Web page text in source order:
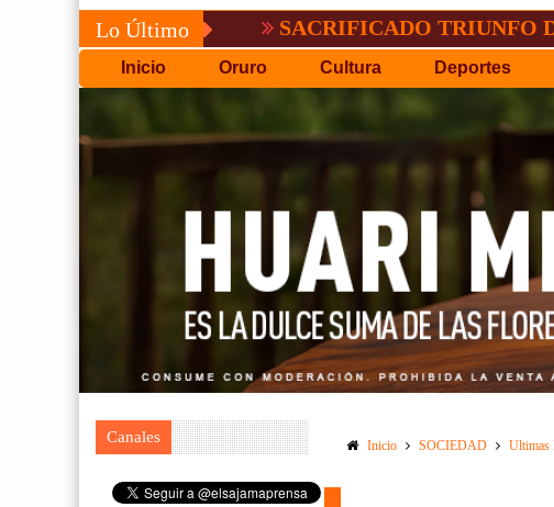
Lo ÚltimoSACRIFICADO TRIUNFO DE
Inicio Oruro Cultura Deportes
Canales Inicio SOCIEDAD Ultimas